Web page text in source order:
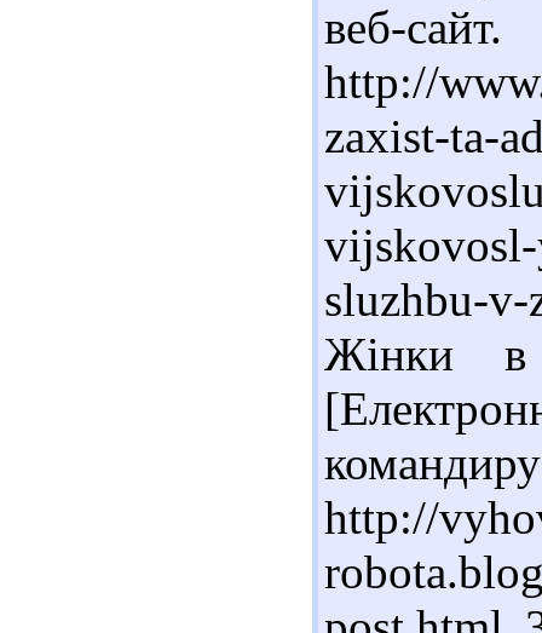
веб-
http://
zaxist-ta-
sluzhbu-
Жінки в
http://